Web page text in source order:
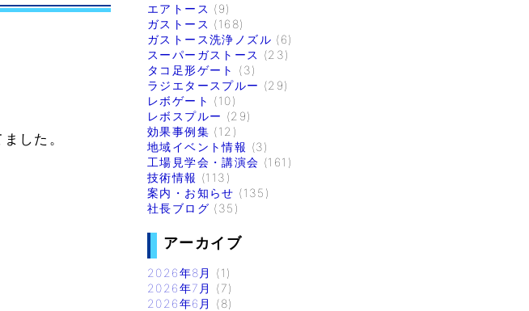
した。
エアトース (9)
ガストース (168)
ガストース洗浄ノズル (6)
スーパーガストース (23)
タコ足形ゲート
(3)
ラジエタースプルー (29)
レボゲート (10)
レボスプルー (29)
効果事例集 (12)
地域イベント情報 (3)
工場見学会・講演会 (161)
技術情報 (113)
案内・お知らせ (135)
社長ブログ (35)
アーカイブ
2026年8月
(1)
2026年7月
(7)
2026年6月
(8)